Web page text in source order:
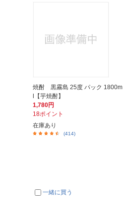
焼酎 黒霧島 25度 パック 1800m
l【芋焼酎】
1,780円
18ポイント
在庫あり
(414)
一緒に買う